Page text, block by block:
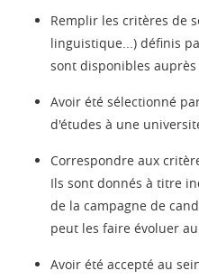
Remplir les critères de
linguistique...) définis
sont disponibles
Avoir été sélectionné
d'études à une
Correspondre aux
Ils sont donnés à titre
de la campagne de
peut les faire évoluer
Avoir été accepté au